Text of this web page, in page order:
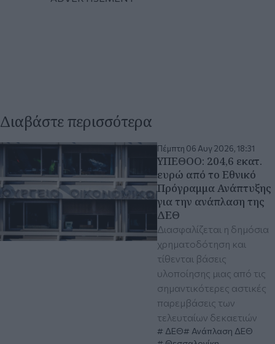
Διαβάστε περισσότερα
Πέμπτη 06 Αυγ 2026, 18:31
ΥΠΕΘΟΟ: 204,6 εκατ.
ευρώ από το Εθνικό
Πρόγραμμα Ανάπτυξης
για την ανάπλαση της
ΔΕΘ
Διασφαλίζεται η δημόσια
χρηματοδότηση και
τίθενται βάσεις
υλοποίησης μιας από τις
σημαντικότερες αστικές
παρεμβάσεις των
τελευταίων δεκαετιών
ΔΕΘ
Ανάπλαση ΔΕΘ